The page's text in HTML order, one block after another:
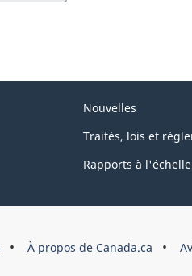
Nouvelles
Traités, lois et
Rapports à
À propos de Canada.ca